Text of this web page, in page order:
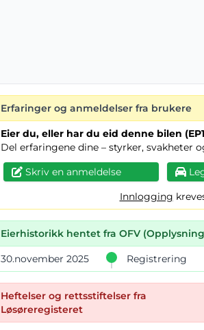
Erfaringer og anmeldelser fra brukere
Eier du, eller har du eid denne bilen
Del erfaringene dine – styrker, svakheter
Skriv en anmeldelse
Innlogging
Eierhistorikk hentet fra OFV
30.november 2025 Registrering
Heftelser og rettsstiftelser fra
Løsøreregisteret